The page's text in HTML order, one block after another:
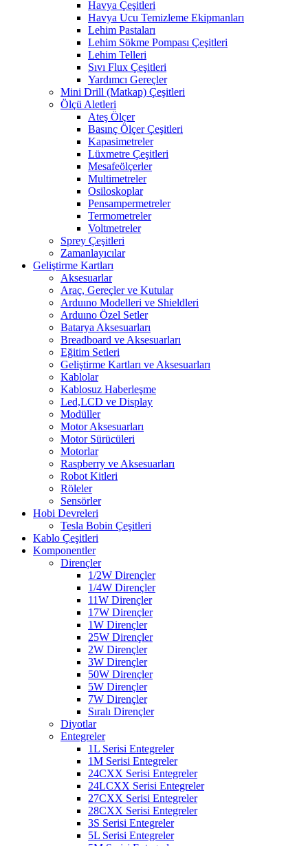
Havya Çeşitleri
Havya Ucu Temizleme Ekipmanları
Lehim Pastaları
Lehim Sökme Pompası Çeşitleri
Lehim Telleri
Sıvı Flux Çeşitleri
Yardımcı Gereçler
Mini Drill (Matkap) Çeşitleri
Ölçü Aletleri
Ateş Ölçer
Basınç Ölçer Çeşitleri
Kapasimetreler
Lüxmetre Çeşitleri
Mesafeölçerler
Multimetreler
Osiloskoplar
Pensampermetreler
Termometreler
Voltmetreler
Sprey Çeşitleri
Zamanlayıcılar
Geliştirme Kartları
Aksesuarlar
Araç, Gereçler ve Kutular
Arduıno Modelleri ve Shieldleri
Arduıno Özel Setler
Batarya Aksesuarları
Breadboard ve Aksesuarları
Eğitim Setleri
Geliştirme Kartları ve Aksesuarları
Kablolar
Kablosuz Haberleşme
Led,LCD ve Display
Modüller
Motor Aksesuarları
Motor Sürücüleri
Motorlar
Raspberry ve Aksesuarları
Robot Kitleri
Röleler
Sensörler
Hobi Devreleri
Tesla Bobin Çeşitleri
Kablo Çeşitleri
Komponentler
Dirençler
1/2W Dirençler
1/4W Dirençler
11W Dirençler
17W Dirençler
1W Dirençler
25W Dirençler
2W Dirençler
3W Dirençler
50W Dirençler
5W Dirençler
7W Dirençler
Sıralı Dirençler
Diyotlar
Entegreler
1L Serisi Entegreler
1M Serisi Entegreler
24CXX Serisi Entegreler
24LCXX Serisi Entegreler
27CXX Serisi Entegreler
28CXX Serisi Entegreler
3S Serisi Entegreler
5L Serisi Entegreler